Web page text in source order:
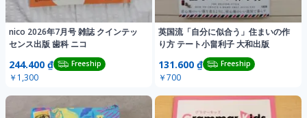
nico 2026年7月号 雑誌 クインテッ
センス出版 歯科 ニコ
244.400 ₫ Freeship
￥1,300
英国流「自分に似合う」住まいの作
り方 テート小畠利子 大和出版
131.600 ₫ Freeship
￥700